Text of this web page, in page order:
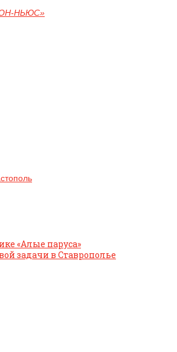
НЬЮС»
«Алые паруса»
задачи в Ставрополье